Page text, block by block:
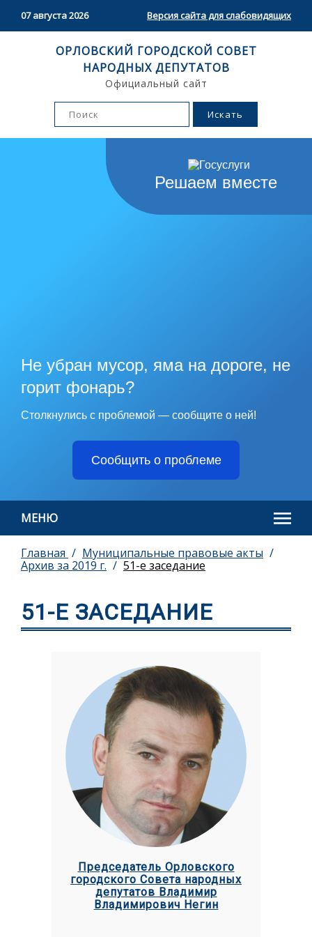
07 августа 2026 Версия сайта для слабовидящих
ОРЛОВСКИЙ ГОРОДСКОЙ СОВЕТ
НАРОДНЫХ ДЕПУТАТОВ
Официальный сайт
Решаем вместе
Не убран мусор, яма на дороге, не
горит фонарь?
Столкнулись с проблемой — сообщите о ней!
Сообщить о проблеме
МЕНЮ
Главная
Муниципальные правовые акты
Архив за 2019 г.
51-е заседание
51-Е ЗАСЕДАНИЕ
Председатель Орловского
городского Совета народных
депутатов Владимир
Владимирович Негин